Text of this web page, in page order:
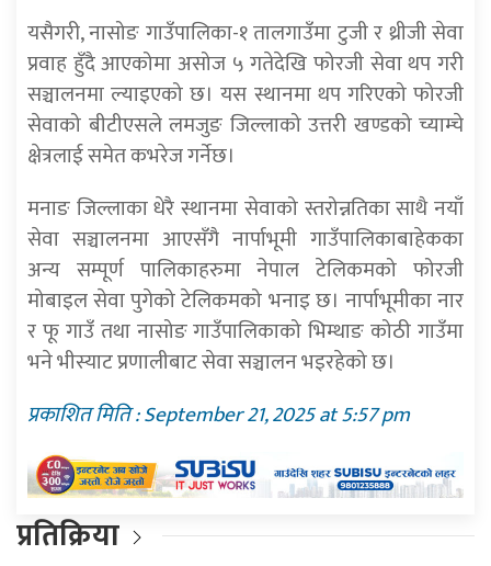
यसैगरी, नासोङ गाउँपालिका-१ तालगाउँमा टुजी र थ्रीजी सेवा
प्रवाह हुँदै आएकोमा असोज ५ गतेदेखि फोरजी सेवा थप गरी
सञ्चालनमा ल्याइएको छ। यस स्थानमा थप गरिएको फोरजी
सेवाको बीटीएसले लमजुङ जिल्लाको उत्तरी खण्डको च्याम्चे
क्षेत्रलाई समेत कभरेज गर्नेछ।
मनाङ जिल्लाका धेरै स्थानमा सेवाको स्तरोन्नतिका साथै नयाँ
सेवा सञ्चालनमा आएसँगै नार्पाभूमी गाउँपालिकाबाहेकका
अन्य सम्पूर्ण पालिकाहरुमा नेपाल टेलिकमको फोरजी
मोबाइल सेवा पुगेको टेलिकमको भनाइ छ। नार्पाभूमीका नार
र फू गाउँ तथा नासोङ गाउँपालिकाको भिम्थाङ कोठी गाउँमा
भने भीस्याट प्रणालीबाट सेवा सञ्चालन भइरहेको छ।
प्रकाशित मिति : September 21, 2025 at 5:57 pm
प्रतिक्रिया